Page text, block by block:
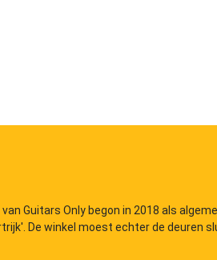
Guitars Only begon in 2018 als
De winkel moest echter de deuren